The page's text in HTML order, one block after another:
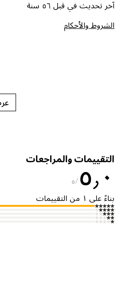
تحديث في قبل ٥٦ سنة
والأحكام
عرض
والمراجعات
٥
على ١ من التقييمات